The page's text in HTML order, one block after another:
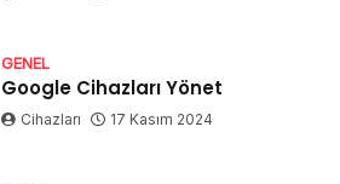
GENEL
Google Cihazları Yönet
Cihazları 17 Kasım 2024